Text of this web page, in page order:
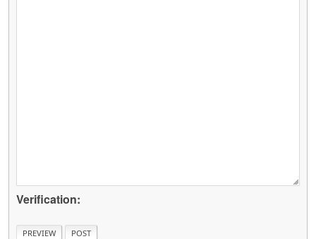
Verification: